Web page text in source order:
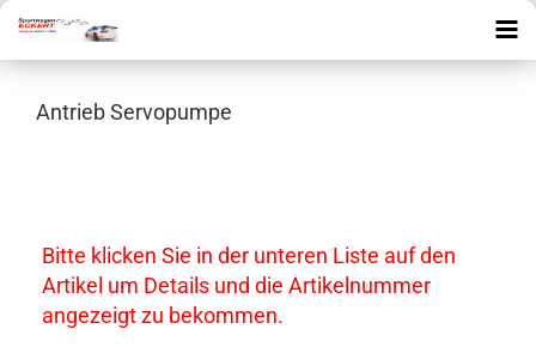
Antrieb Servopumpe
Bitte klicken Sie in der unteren Liste auf den
Artikel um Details und die Artikelnummer
angezeigt zu bekommen.